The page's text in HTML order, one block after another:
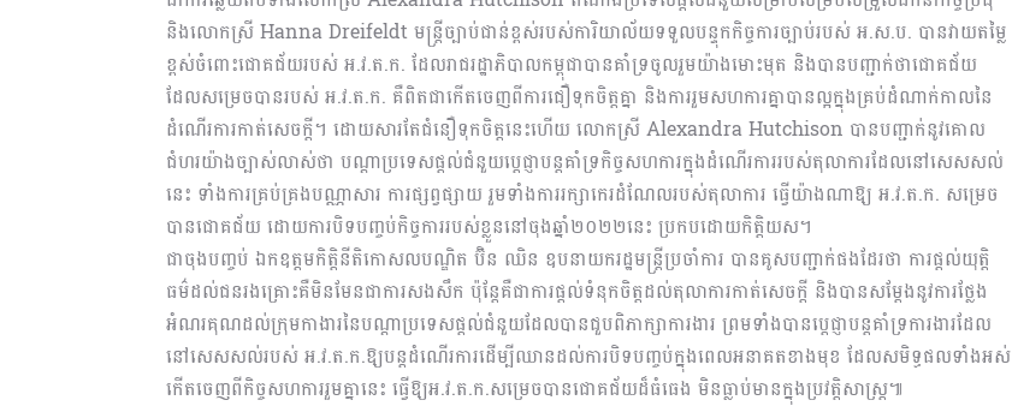
និងលោកស្រី Hanna Dreifeldt មន្ត្រីច្បាប់ជាន់ខ្ពស់របស់ការិយាល័យទទួលបន្ទុកកិច្ចការច្បាប់របស់ អ.ស.ប. បានវាយតម្លៃ
ខ្ពស់ចំពោះជោគជ័យរបស់ អ.វ.ត.ក. ដែលរាជរដ្ឋាភិបាលកម្ពុជាបានគាំទ្រចូលរួមយ៉ាងមោះមុត និងបានបញ្ជាក់ថាជោគជ័យ
ដែលសម្រេចបានរបស់ អ.វ.ត.ក. គឺពិតជាកើតចេញពីការជឿទុកចិត្តគ្នា និងការរួមសហការគ្នាបានល្អក្នុងគ្រប់ដំណាក់កាលនៃ
ដំណើរការកាត់សេចក្តី។ ដោយសារតែជំនឿទុកចិត្តនេះហើយ លោកស្រី Alexandra Hutchison បានបញ្ជាក់នូវគោល
ជំហរយ៉ាងច្បាស់លាស់ថា បណ្តាប្រទេសផ្តល់ជំនួយប្តេជ្ញាបន្តគាំទ្រកិច្ចសហការក្នុងដំណើរការរបស់តុលាការដែលនៅសេសសល់
នេះ ទាំងការគ្រប់គ្រងបណ្ណាសារ ការផ្សព្វផ្សាយ រួមទាំងការរក្សាកេរដំណែលរបស់តុលាការ ធ្វើយ៉ាងណាឱ្យ អ.វ.ត.ក. សម្រេច
បានជោគជ័យ ដោយការបិទបញ្ចប់កិច្ចការរបស់ខ្លួននៅចុងឆ្នាំ២០២២នេះ ប្រកបដោយកិត្តិយស។
ជាចុងបញ្ចប់ ឯកឧត្តមកិត្តិនីតិកោសលបណ្ឌិត ប៊ិន ឈិន ឧបនាយករដ្ឋមន្ត្រីប្រចាំការ បានគូសបញ្ជាក់ផងដែរថា ការផ្តល់យុត្តិ
ធម៌ដល់ជនរងគ្រោះគឺមិនមែនជាការសងសឹក ប៉ុន្តែគឺជាការផ្តល់ទំនុកចិត្តដល់តុលាការកាត់សេចក្តី និងបានសម្តែងនូវការថ្លែង
អំណរគុណដល់ក្រុមកាងារនៃបណ្តាប្រទេសផ្តល់ជំនួយដែលបានជួបពិភាក្សាការងារ ព្រមទាំងបានប្តេជ្ញាបន្តគាំទ្រការងារដែល
នៅសេសសល់របស់ អ.វ.ត.ក.ឱ្យបន្តដំណើរការដើម្បីឈានដល់ការបិទបញ្ចប់ក្នុងពេលអនាគតខាងមុខ ដែលសមិទ្ធផលទាំងអស់
កើតចេញពីកិច្ចសហការរួមគ្នានេះ ធ្វើឱ្យអ.វ.ត.ក.សម្រេចបានជោគជ័យដ៏ធំធេង មិនធ្លាប់មានក្នុងប្រវត្តិសាស្ត្រ៕